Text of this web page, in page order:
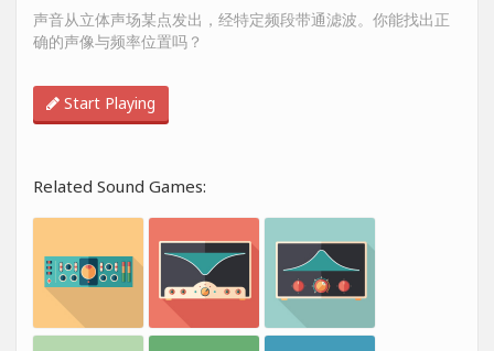
声音从立体声场某点发出，经特定频段带通滤波。你能找出正
确的声像与频率位置吗？
Start Playing
Related Sound Games: